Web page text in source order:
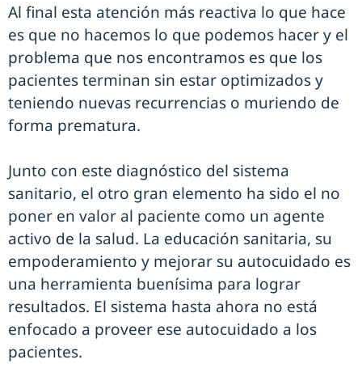
Al final esta atención más reactiva lo que hace
es que no hacemos lo que podemos hacer y el
problema que nos encontramos es que los
pacientes terminan sin estar optimizados y
teniendo nuevas recurrencias o muriendo de
forma prematura.
Junto con este diagnóstico del sistema
sanitario, el otro gran elemento ha sido el no
poner en valor al paciente como un agente
activo de la salud. La educación sanitaria, su
empoderamiento y mejorar su autocuidado es
una herramienta buenísima para lograr
resultados. El sistema hasta ahora no está
enfocado a proveer ese autocuidado a los
pacientes.